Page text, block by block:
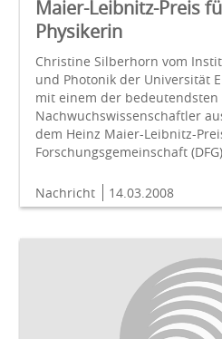
Maier-Leibnitz-Preis
Physikerin
Christine Silberhorn vom
und Photonik der Universität
mit einem der
Nachwuchswissenschaftler
dem Heinz Maier-Leibnitz-
Forschungsgemeinschaft
Nachricht 14.03.2008